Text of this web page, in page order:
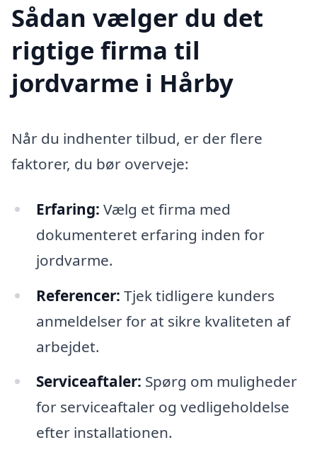
Sådan vælger du det
rigtige firma til
jordvarme i Hårby
Når du indhenter tilbud, er der flere
faktorer, du bør overveje:
Erfaring: Vælg et firma med
dokumenteret erfaring inden for
jordvarme.
Referencer: Tjek tidligere kunders
anmeldelser for at sikre kvaliteten af
arbejdet.
Serviceaftaler: Spørg om muligheder
for serviceaftaler og vedligeholdelse
efter installationen.